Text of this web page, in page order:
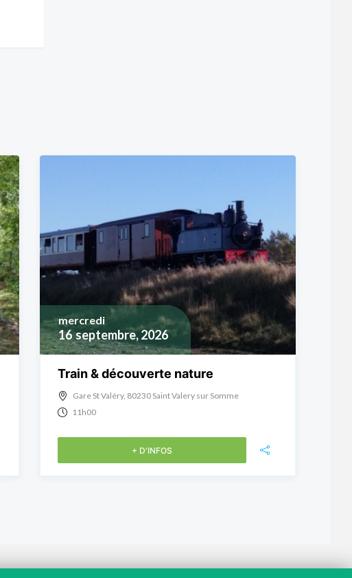
16 septembre, 2026
mercredi
Train & découverte nature
Gare St Valéry, 80230 Saint Valery sur Somme
11h00
+ D'INFOS